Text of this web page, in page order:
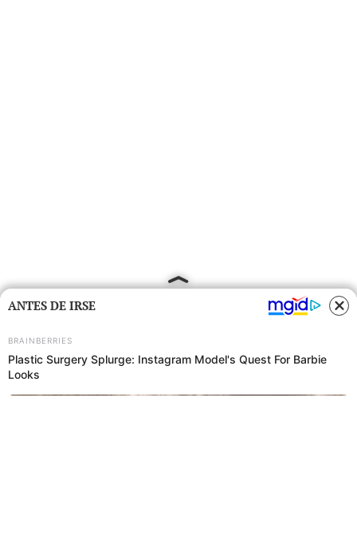
ANTES DE IRSE